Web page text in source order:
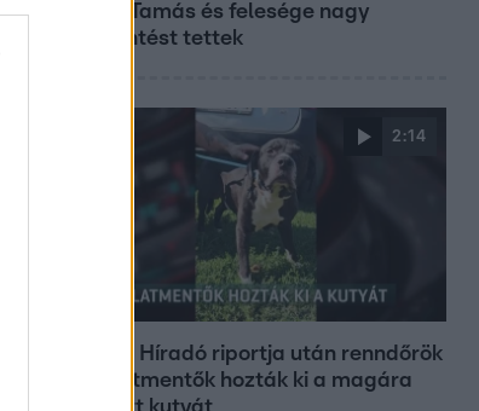
Veréb Tamás és felesége nagy
bejelentést tettek
2:14
Az RTL Híradó riportja után renndőrök
és állatmentők hozták ki a magára